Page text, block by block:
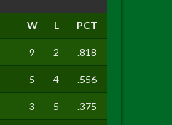
W L PCT
9 2 .818
5 4 .556
3 5 .375